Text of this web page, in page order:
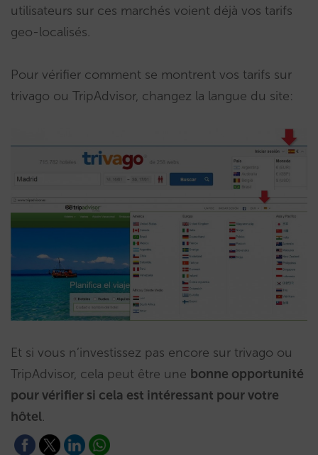
utilisateurs sur ces marchés voient déjà vos tarifs
geo-localisés.
Pour vérifier comment se montrent vos tarifs sur
trivago ou TripAdvisor, changez la langue du site:
Et si vous n’investissez pas encore sur trivago ou
TripAdvisor, cela peut être une bonne opportunité
pour vérifier si cela est intéressant pour votre
hôtel.